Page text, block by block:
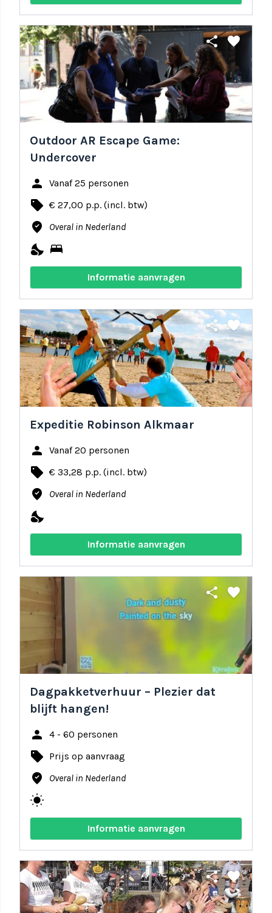
share favorite
Outdoor AR Escape Game:
Undercover
person Vanaf 25 personen
local_offer € 27,00 p.p. (incl. btw)
where_to_vote Overal in Nederland
nights_stay bed
Informatie aanvragen
share favorite
Expeditie Robinson Alkmaar
person Vanaf 20 personen
local_offer € 33,28 p.p. (incl. btw)
where_to_vote Overal in Nederland
nights_stay
Informatie aanvragen
share favorite
Dagpakketverhuur – Plezier dat
blijft hangen!
person 4 - 60 personen
local_offer Prijs op aanvraag
where_to_vote Overal in Nederland
wb_sunny
Informatie aanvragen
share favorite